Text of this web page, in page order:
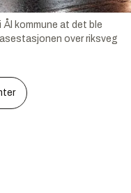
kommune at det ble
over riksveg